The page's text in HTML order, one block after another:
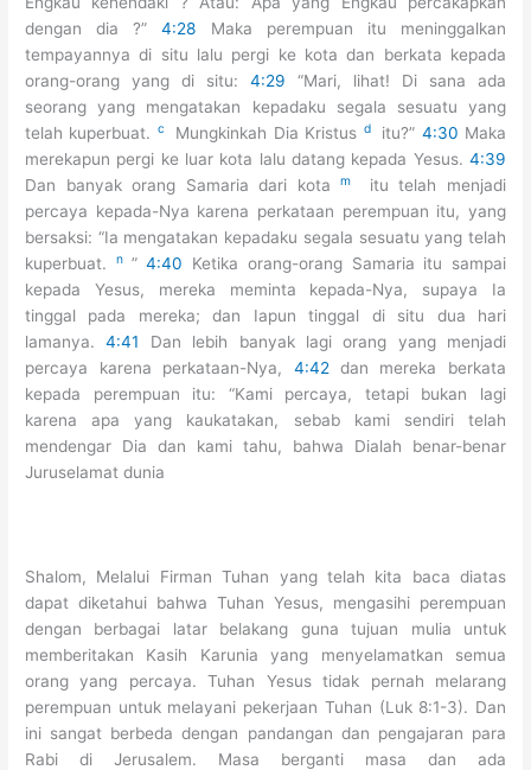
dengan dia ?”4:28 Maka perempuan itu meninggalkan
tempayannya di situ lalu pergi ke kota dan berkata kepada
orang-orang yang di situ:4:29 “Mari, lihat! Di sana ada
seorang yang mengatakan kepadaku segala sesuatu yang
telah kuperbuat. c Mungkinkah Dia Kristus d itu?” 4:30 Maka
merekapun pergi ke luar kota lalu datang kepada Yesus. 4:39
Dan banyak orang Samaria dari kota
m
itu telah menjadi
percaya kepada-Nya karena perkataan perempuan itu, yang
bersaksi: “Ia mengatakan kepadaku segala sesuatu yang telah
kuperbuat.
n ”4:40 Ketika orang-orang Samaria itu sampai
kepada Yesus, mereka meminta kepada-Nya, supaya Ia
tinggal pada mereka; dan Iapun tinggal di situ dua hari
lamanya.4:41 Dan lebih banyak lagi orang yang menjadi
percaya karena perkataan-Nya, 4:42 dan mereka berkata
kepada perempuan itu: “Kami percaya, tetapi bukan lagi
karena apa yang kaukatakan, sebab kami sendiri telah
mendengar Dia dan kami tahu, bahwa Dialah benar-benar
Juruselamat dunia
Shalom, Melalui Firman Tuhan yang telah kita baca diatas
dapat diketahui bahwa Tuhan Yesus, mengasihi perempuan
dengan berbagai latar belakang guna tujuan mulia untuk
memberitakan Kasih Karunia yang menyelamatkan semua
orang yang percaya. Tuhan Yesus tidak pernah melarang
perempuan untuk melayani pekerjaan Tuhan (Luk 8:1-3). Dan
ini sangat berbeda dengan pandangan dan pengajaran para
Rabi di Jerusalem. Masa berganti masa dan ada